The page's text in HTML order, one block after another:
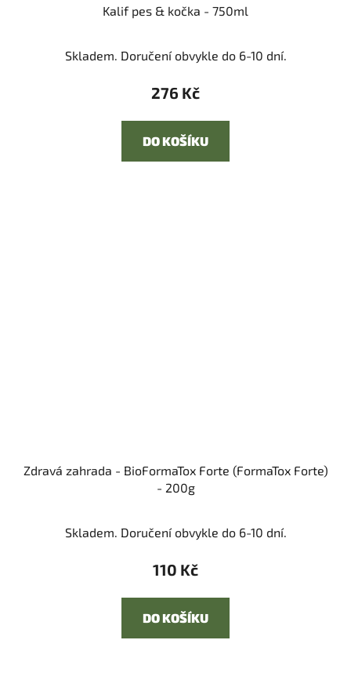
Kalif pes & kočka - 750ml
Skladem. Doručení obvykle do 6-10 dní.
276 Kč
DO KOŠÍKU
Zdravá zahrada - BioFormaTox Forte (FormaTox Forte)
- 200g
Skladem. Doručení obvykle do 6-10 dní.
110 Kč
DO KOŠÍKU